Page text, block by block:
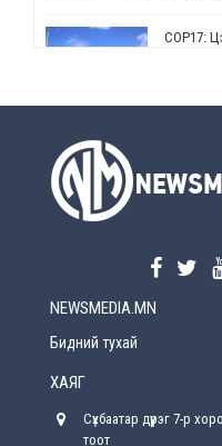
СОР17:
2026-
2026-
хүрсэн
NEWSMEDIA.MN
Бидний тухай
ХАЯГ
Сүхбаатар дүүрэг 7-р
тоот